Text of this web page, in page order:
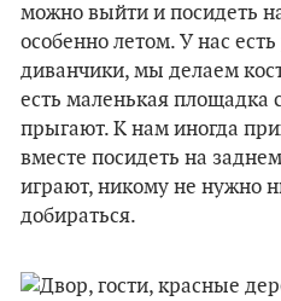
можно выйти и посидеть
особенно летом. У нас
диванчики, мы делаем
есть маленькая площадка
прыгают. К нам иногда
вместе посидеть на
играют, никому не нужно
добираться.